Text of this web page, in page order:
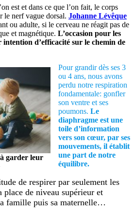
est et dans ce que l’on fait, le corps
le nerf vague dorsal. Johanne Lévêque
ou adulte, si le cerveau ne réagit pas de
et magnétique. L’occasion pour les
intention d’efficacité sur le chemin de
garder leur
Pour grandir dès ses 3
ou 4 ans, nous avons
perdu notre respiration
fondamentale: gonfler
son ventre et ses
poumons. Le
diaphragme est une
toile d’information
vers son cœur, par ses
mouvements, il établit
une part de notre
équilibre.
de respirer par seulement les
place de niveau supérieur et
famille puis sa maternelle…